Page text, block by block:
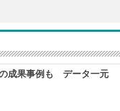
成果事例も データ一元